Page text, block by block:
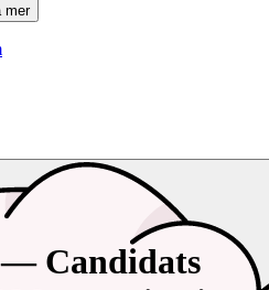
mer
Candidats